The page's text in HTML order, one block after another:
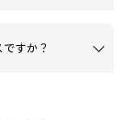
すか？